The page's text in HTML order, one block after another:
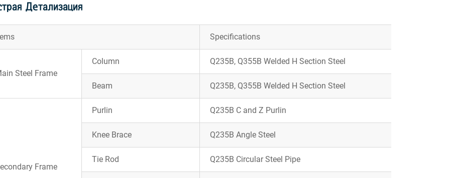
Детализация
Specifications
Steel Frame
Column Q235B, Q355B Welded H Section Steel
Beam Q235B, Q355B Welded H Section Steel
Frame
Purlin Q235B C and Z Purlin
Knee Brace Q235B Angle Steel
Tie Rod Q235B Circular Steel Pipe